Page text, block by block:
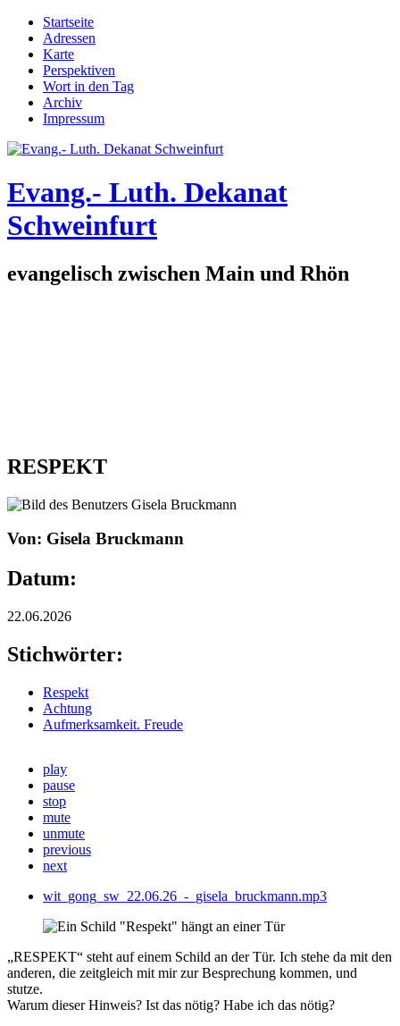
Direkt zum Inhalt
Hauptmenü
Startseite
Adressen
Karte
Perspektiven
Wort in den Tag
Archiv
Impressum
Evang.- Luth. Dekanat
Schweinfurt
evangelisch zwischen Main und Rhön
RESPEKT
Von: Gisela Bruckmann
Datum:
22.06.2026
Stichwörter:
Respekt
Achtung
Aufmerksamkeit. Freude
play
pause
stop
mute
unmute
previous
next
wit_gong_sw_22.06.26_-_gisela_bruckmann.mp3
„RESPEKT“ steht auf einem Schild an der Tür. Ich stehe da mit den
anderen, die zeitgleich mit mir zur Besprechung kommen, und
stutze.
Warum dieser Hinweis? Ist das nötig? Habe ich das nötig?